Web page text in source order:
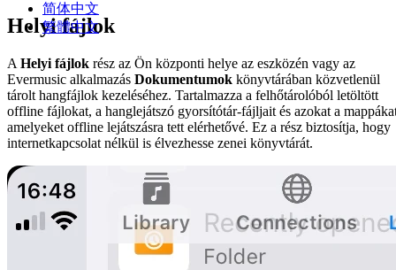
简体中文
繁體中文
Helyi fájlok
A Helyi fájlok rész az Ön központi helye az eszközén vagy az
Evermusic alkalmazás Dokumentumok könyvtárában közvetlenül
tárolt hangfájlok kezeléséhez. Tartalmazza a felhőtárolóból letöltött
offline fájlokat, a hanglejátszó gyorsítótár-fájljait és azokat a
amelyeket offline lejátszásra tett elérhetővé. Ez a rész biztosítja, hogy
internetkapcsolat nélkül is élvezhesse zenei könyvtárát.